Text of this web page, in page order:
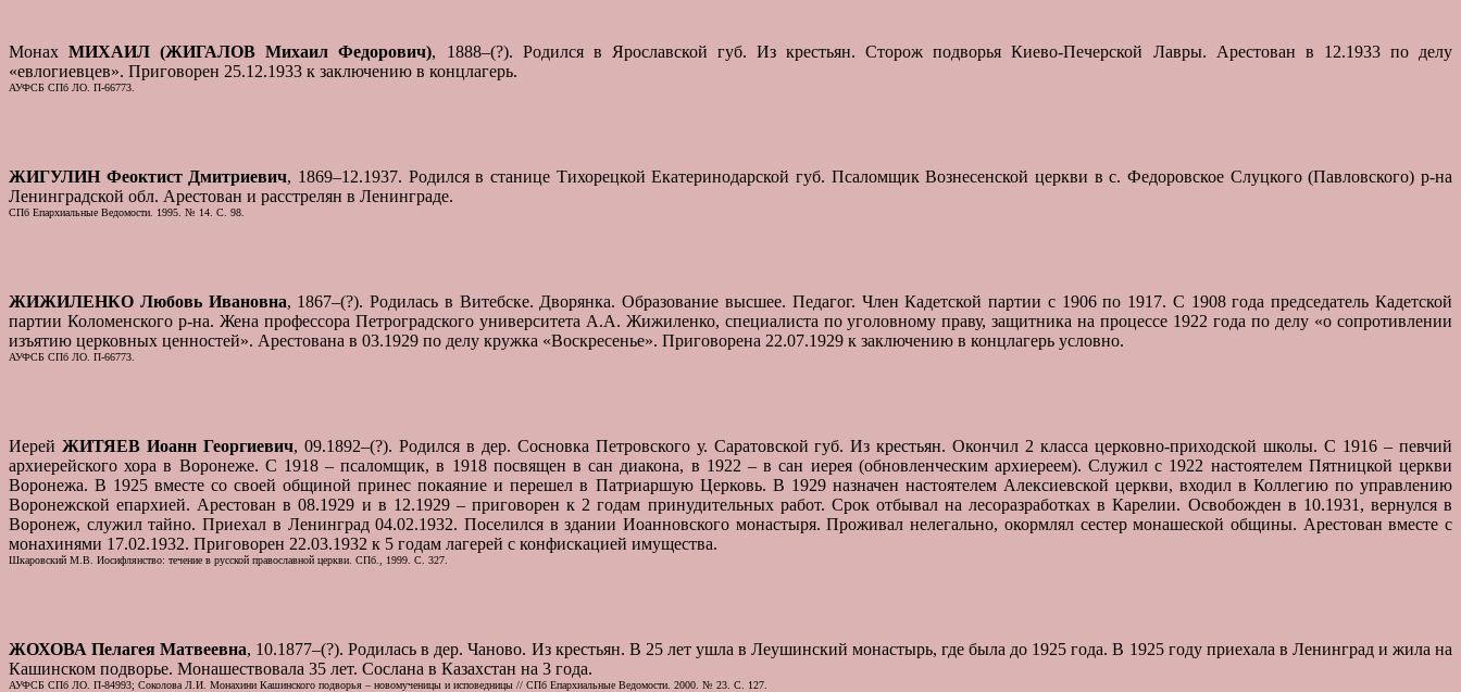
МонахМИХАИЛ (ЖИГАЛОВ Михаил Федорович), 1888–(?). Родился в Ярославской губ. Из крестьян. Сторож подворья Киево-Печерской Лавры. Арестован в 12.1933 по делу
«евлогиевцев». Приговорен 25.12.1933 к заключению в концлагерь.
АУФСБ СПб ЛО. П-66773.
ЖИГУЛИН Феоктист Дмитриевич, 1869–12.1937. Родился в станице Тихорецкой Екатеринодарской губ. Псаломщик Вознесенской церкви в с. Федоровское Слуцкого (Павловского) р-на
Ленинградской обл. Арестован и расстрелян в Ленинграде.
СПб Епархиальные Ведомости. 1995. № 14. С. 98.
ЖИЖИЛЕНКО Любовь Ивановна, 1867–(?). Родилась в Витебске. Дворянка. Образование высшее. Педагог. Член Кадетской партии с 1906 по 1917. С 1908 года председатель Кадетской
партии Коломенского р-на. Жена профессора Петроградского университета А.А. Жижиленко, специалиста по уголовному праву, защитника на процессе 1922 года по делу «о сопротивлении
изъятию церковных ценностей». Арестована в 03.1929 по делу кружка «Воскресенье». Приговорена 22.07.1929 к заключению в концлагерь условно.
АУФСБ СПб ЛО. П-66773.
Иерей ЖИТЯЕВ Иоанн Георгиевич, 09.1892–(?). Родился в дер. Сосновка Петровского у. Саратовской губ. Из крестьян. Окончил 2 класса церковно-приходской школы. С 1916 – певчий
архиерейского хора в Воронеже. С 1918 – псаломщик, в 1918 посвящен в сан диакона, в 1922 – в сан иерея (обновленческим архиереем). Служил с 1922 настоятелем Пятницкой церкви
Воронежа. В 1925 вместе со своей общиной принес покаяние и перешел в Патриаршую Церковь. В 1929 назначен настоятелем Алексиевской церкви, входил в Коллегию по управлению
Воронежской епархией. Арестован в 08.1929 и в 12.1929 – приговорен к 2 годам принудительных работ. Срок отбывал на лесоразработках в Карелии. Освобожден в 10.1931, вернулся в
Воронеж, служил тайно. Приехал в Ленинград 04.02.1932. Поселился в здании Иоанновского монастыря. Проживал нелегально, окормлял сестер монашеской общины. Арестован вместе с
монахинями 17.02.1932. Приговорен 22.03.1932 к 5 годам лагерей с конфискацией имущества.
Шкаровский М.В. Иосифлянство: течение в русской православной церкви. СПб., 1999. С. 327.
ЖОХОВА Пелагея Матвеевна, 10.1877–(?). Родилась в дер. Чаново. Из крестьян. В 25 лет ушла в Леушинский монастырь, где была до 1925 года. В 1925 году приехала в Ленинград и жила на
Кашинском подворье. Монашествовала 35 лет. Сослана в Казахстан на 3 года.
АУФСБ СПб ЛО. П-84993; Соколова Л.И. Монахини Кашинского подворья – новомученицы и исповедницы // СПб Епархиальные Ведомости. 2000. № 23. С. 127.